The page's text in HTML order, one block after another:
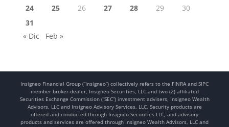
24
25 26 27 28 29
30
31
« Dic
Feb »
Insigneo Financial Group (“Insigneo”) collectively refers to the FINRA and SIPC
member broker-dealer, Insigneo Securities, LLC and two (2) affiliated
Securities Exchange Commission (“SEC”) investment advisers, Insigneo Wealth
Advisors, LLC and Insigneo Advisory Services, LLC. Security products are
offered and conducted through Insigneo Securities LLC, and advisory
products and services are offered through Insigneo Wealth Advisors, LLC and